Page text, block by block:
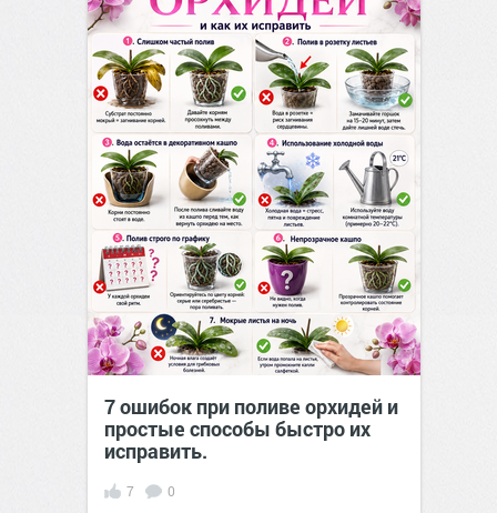
7 ошибок при поливе орхидей и
простые способы быстро их
исправить.
7 0